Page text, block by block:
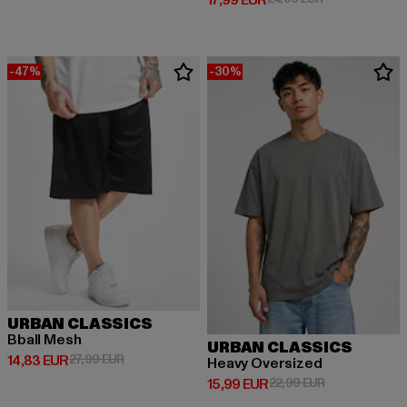
-47%
URBAN CLASSICS
Bball Mesh
14,83 EUR
Derzeitiger Preis: 14,83 EUR
27,99 EURAktionspreis: 27,99 EUR
-30%
URBAN CLASSICS
Heavy Oversized
15,99 EUR
Derzeitiger Preis: 15,99 EUR
22,99 EURAktionspreis: